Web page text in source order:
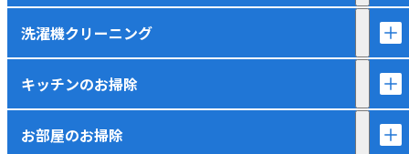
洗濯機クリーニング
キッチンのお掃除
お部屋のお掃除